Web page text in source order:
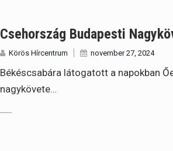
Csehország Budapesti
Körös Hírcentrum november 27, 2024
Békéscsabára látogatott a napokban
nagykövete…